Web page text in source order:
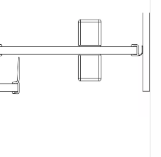
effet de rebond de l'eau
peut être installé sans seuil
de la conception, une
être obtenue avec NICA
selon DIN EN 14428 (CE) et
/ GS)